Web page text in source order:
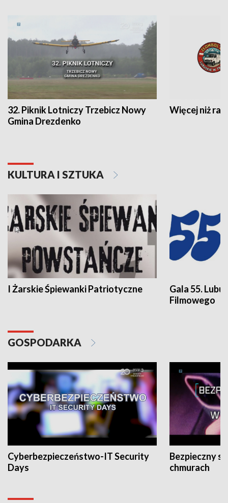
32. Piknik Lotniczy Trzebicz Nowy
Gmina Drezdenko
Więcej niż rajd
KULTURA I SZTUKA
I Żarskie Śpiewanki Patriotyczne
Gala 55.
Filmowego
GOSPODARKA
Cyberbezpieczeństwo-IT Security
Days
Bezpieczny
chmurach